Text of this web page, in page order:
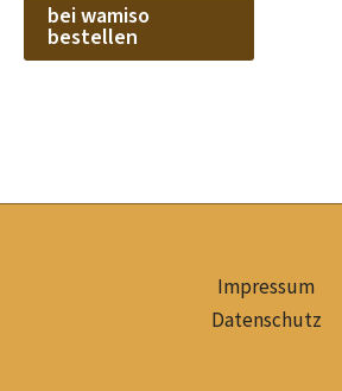
bei wamiso
bestellen
Impressum
Datenschutz